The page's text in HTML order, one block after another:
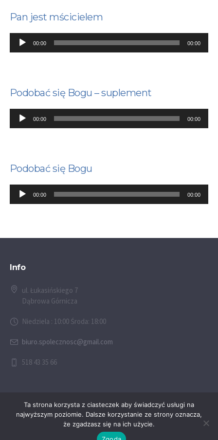
Pan jest mścicielem
Odtwarzacz
plików
00:00 00:00
Podobać się Bogu – suplement
Odtwarzacz
plików
00:00 00:00
Podobać się Bogu
Odtwarzacz
plików
00:00 00:00
Info
ul. Łukasińskiego 7
Dąbrowa Górnicza
Niedziela : 10:00 Środa: 18:00
biuro.spolecznosc@gmail.com
518 43 35 66
© 2026 Społeczność Chrześcijańska w Dąbrowie Górniczej
Ta strona korzysta z ciasteczek aby świadczyć usługi na
najwyższym poziomie. Dalsze korzystanie ze strony oznacza,
że zgadzasz się na ich użycie.